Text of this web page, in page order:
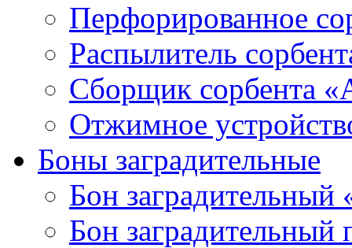
Перфорированное
Распылитель
Сборщик сорбента
Отжимное
Боны заградительные
Бон заградительный
Бон